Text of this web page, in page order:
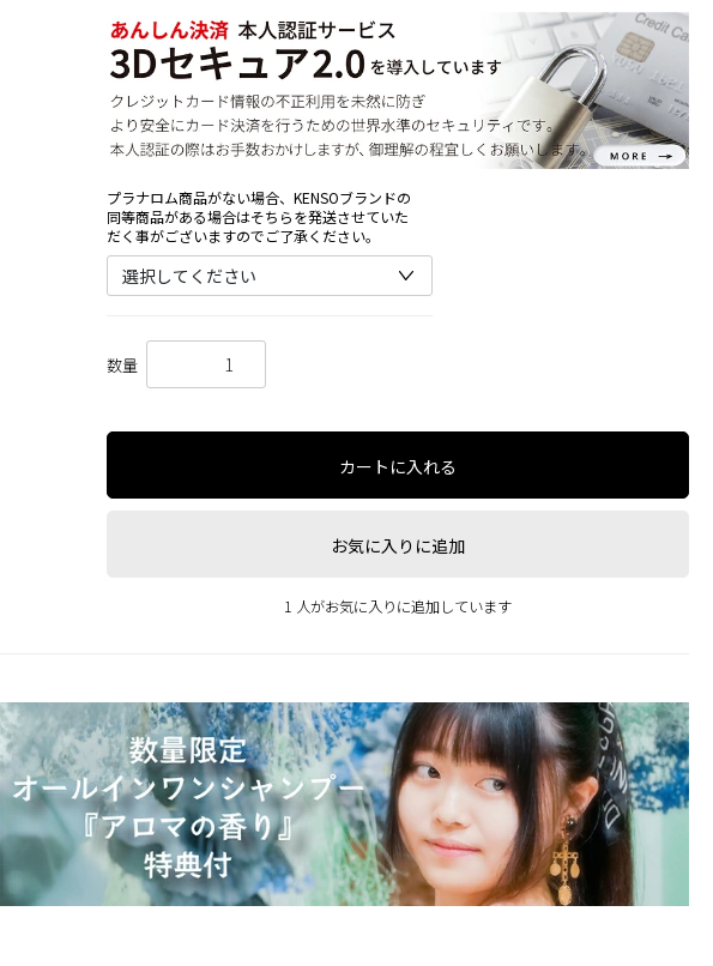
プラナロム商品がない場合、KENSOブランドの
同等商品がある場合はそちらを発送させていた
だく事がございますのでご了承ください。
数量
カートに入れる
お気に入りに追加
1 人がお気に入りに追加しています